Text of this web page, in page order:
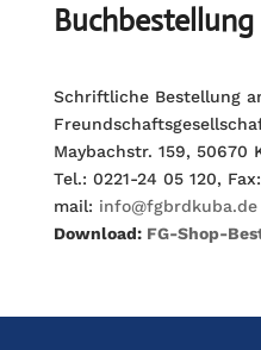
Buchbestellung
Schriftliche Bestellung
Maybachstr. 159, 50670
Tel.: 0221-24 05 120,
mail: info@fgbrdkuba.de
Download: FG-Shop-